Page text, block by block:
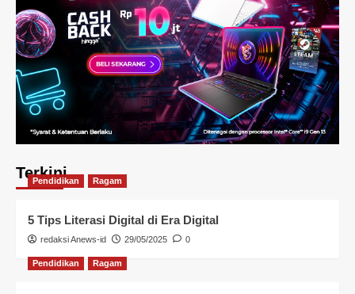
Terkini
Pendidikan Ragam
5 Tips Literasi Digital di Era Digital
redaksi Anews-id 29/05/2025 0
Pendidikan Ragam